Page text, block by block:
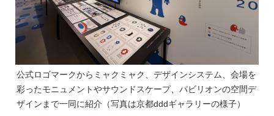
公式ロゴマークからミャクミャク、デザインシステム、会場を
彩ったモニュメントやサウンドスケープ、パビリオンの空間デ
ザインまで一同に紹介（写真は京都dddギャラリーの様子）